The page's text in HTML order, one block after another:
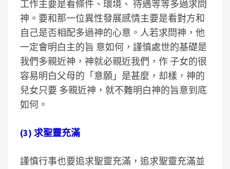
工作主要是看條件、環境、 待遇等等多過求問
神。要和那一位異性發展感情主要是看對方和
自己是否相配多過神的心意。人若求問神，他
一定會明白主的旨 意如何，謹慎處世的基礎是
我們多親近神，神就必親近我們，作 子女的很
容易明白父母的「意願」是甚麼，却樣，神的
兒女只要 多親近神，就不難明白神的旨意到底
如何。
(3) 求聖靈充滿
謹慎行事也要追求聖靈充滿，追求聖靈充滿並